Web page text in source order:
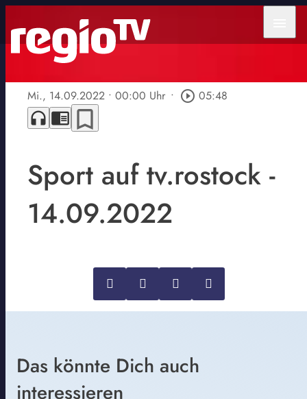
Mi., 14.09.2022 • 00:00 Uhr • play_circle_outline 05:48
headphones chrome_reader_mode bookmark_border
Sport auf tv.rostock -
14.09.2022
Das könnte Dich auch
interessieren